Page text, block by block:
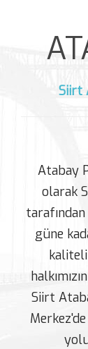
Siirt
Atabay
olarak
güne
Siirt